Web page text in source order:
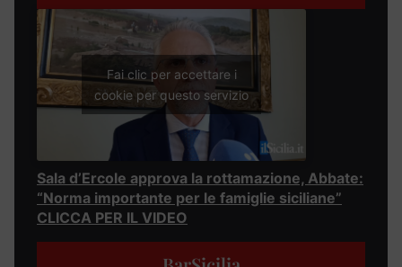
Fai clic per accettare i
cookie per questo servizio
Sala d’Ercole approva la rottamazione, Abbate:
“Norma importante per le famiglie siciliane”
CLICCA PER IL VIDEO